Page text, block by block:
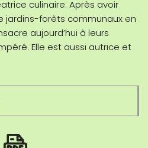
culinaire. Après avoir
jardins-forêts communaux en
aujourd’hui à leurs
Elle est aussi autrice et